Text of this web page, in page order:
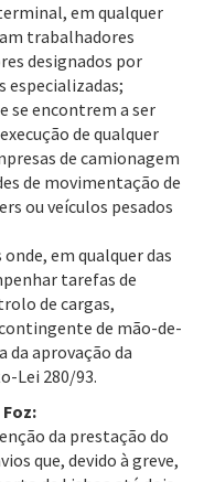
em qualquer
trabalhadores
designados por
especializadas;
se encontrem a ser
de qualquer
de camionagem
de movimentação de
ou veículos pesados
em qualquer das
tarefas de
de cargas,
de mão-de-
da aprovação da
Lei 280/93.
da prestação do
que, devido à greve,